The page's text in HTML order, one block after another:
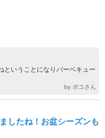
ということになりバーベキュー
by ポコさん
したね！お盆シーズンも